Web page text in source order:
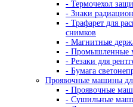
-
Микроскопы для
-
-
Флуоресцентные
Для контроля
Фазово-
Для работы в
Темнопольные